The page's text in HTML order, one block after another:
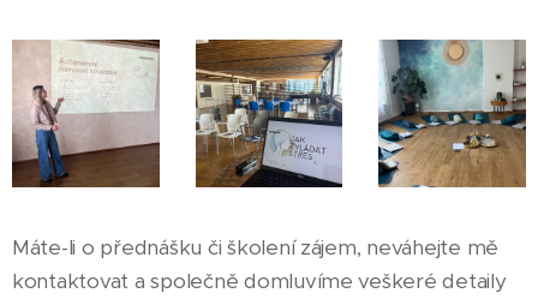
Máte-li o přednášku či školení zájem, neváhejte mě
kontaktovat a společně domluvíme veškeré detaily